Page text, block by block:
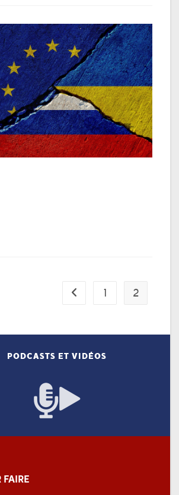
Go to the previous page
1 2
PODCASTS ET VIDÉOS
FAIRE